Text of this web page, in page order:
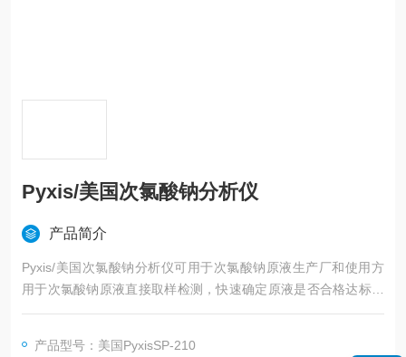
Pyxis/美国次氯酸钠分析仪
产品简介
Pyxis/美国次氯酸钠分析仪可用于次氯酸钠原液生产厂和使用方
用于次氯酸钠原液直接取样检测，快速确定原液是否合格达标，
免去了传统次氯酸钠检测需人工取样实验室分析仪的繁杂工序。
产品型号：美国PyxisSP-210